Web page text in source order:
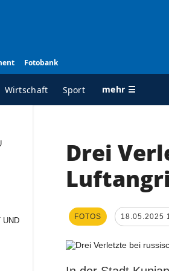
Fotobank
Wirtschaft Sport mehr ☰
RUBRIKEN
der
UND
Drei
FOTOS 18.05.2025